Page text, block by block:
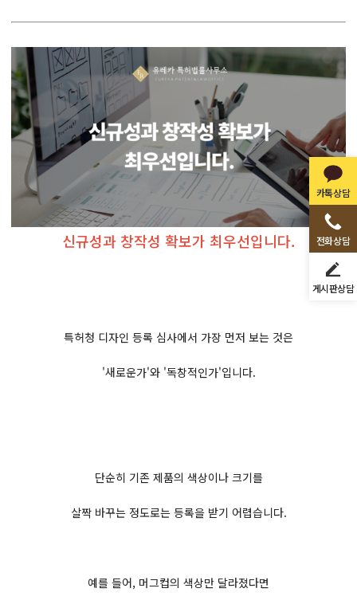
카톡상담
전화상담
게시판상담
신규성과 창작성 확보가 최우선입니다.
특허청 디자인 등록 심사에서 가장 먼저 보는 것은
'새로운가'와 '독창적인가'입니다.
단순히 기존 제품의 색상이나 크기를
살짝 바꾸는 정도로는 등록을 받기 어렵습니다.
예를 들어, 머그컵의 색상만 달라졌다면